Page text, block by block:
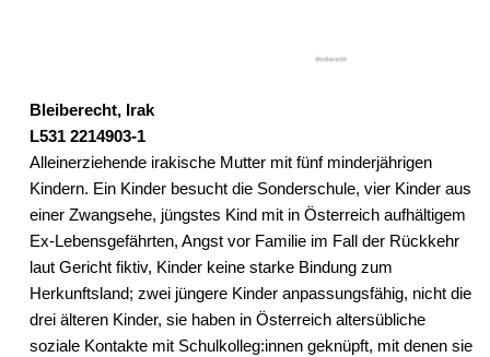
Bleiberecht, Irak
L531 2214903-1
Alleinerziehende irakische Mutter mit fünf minderjährigen
Kindern. Ein Kinder besucht die Sonderschule, vier Kinder aus
einer Zwangsehe, jüngstes Kind mit in Österreich aufhältigem
Ex-Lebensgefährten, Angst vor Familie im Fall der Rückkehr
laut Gericht fiktiv, Kinder keine starke Bindung zum
Herkunftsland; zwei jüngere Kinder anpassungsfähig, nicht die
drei älteren Kinder, sie haben in Österreich altersübliche
soziale Kontakte mit Schulkolleg:innen geknüpft, mit denen sie